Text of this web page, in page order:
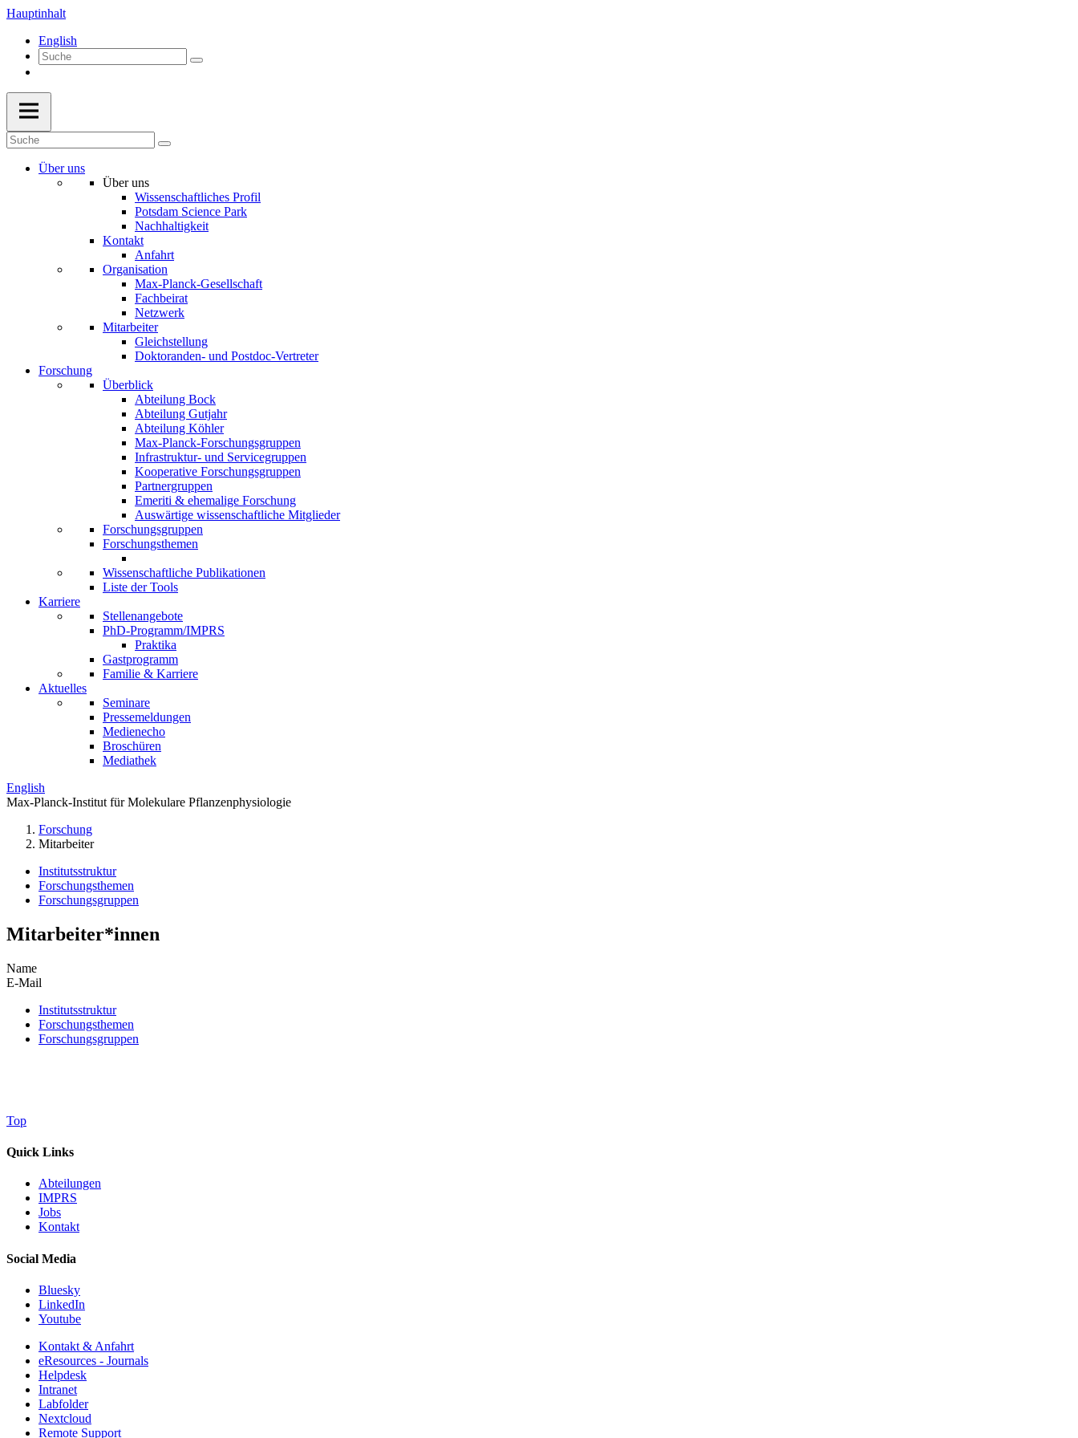
Hauptinhalt
English
Über uns
Über uns
Wissenschaftliches Profil
Potsdam Science Park
Nachhaltigkeit
Kontakt
Anfahrt
Organisation
Max-Planck-Gesellschaft
Fachbeirat
Netzwerk
Mitarbeiter
Gleichstellung
Doktoranden- und Postdoc-Vertreter
Forschung
Überblick
Abteilung Bock
Abteilung Gutjahr
Abteilung Köhler
Max-Planck-Forschungsgruppen
Infrastruktur- und Servicegruppen
Kooperative Forschungsgruppen
Partnergruppen
Emeriti & ehemalige Forschung
Auswärtige wissenschaftliche Mitglieder
Forschungsgruppen
Forschungsthemen
Wissenschaftliche Publikationen
Liste der Tools
Karriere
Stellenangebote
PhD-Programm/IMPRS
Praktika
Gastprogramm
Familie & Karriere
Aktuelles
Seminare
Pressemeldungen
Medienecho
Broschüren
Mediathek
English
Max-Planck-Institut für Molekulare Pflanzenphysiologie
Forschung
Mitarbeiter
Institutsstruktur
Forschungsthemen
Forschungsgruppen
Mitarbeiter*innen
Name
E-Mail
Institutsstruktur
Forschungsthemen
Forschungsgruppen
Top
Quick Links
Abteilungen
IMPRS
Jobs
Kontakt
Social Media
Bluesky
LinkedIn
Youtube
Kontakt & Anfahrt
eResources - Journals
Helpdesk
Intranet
Labfolder
Nextcloud
Remote Support